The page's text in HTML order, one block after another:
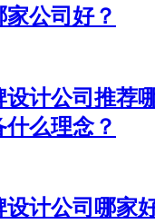
公司好？
设计公司推荐
么理念？
设计公司哪家